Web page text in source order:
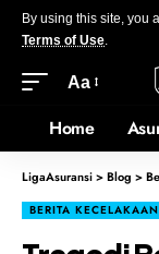
By using this site, you
Terms of Use.
Aa
Home
LigaAsuransi>Blog >
BERITA KECELAKAAN